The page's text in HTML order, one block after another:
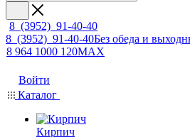
8 (3952) 91-40-40
8 (3952) 91-40-40Без обеда и
8 964 1000 120MAX
Войти
Каталог
Кирпич